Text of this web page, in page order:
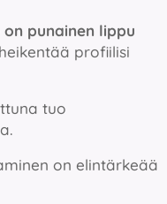
punainen lippu
profiilisi
tuo
on elintärkeää